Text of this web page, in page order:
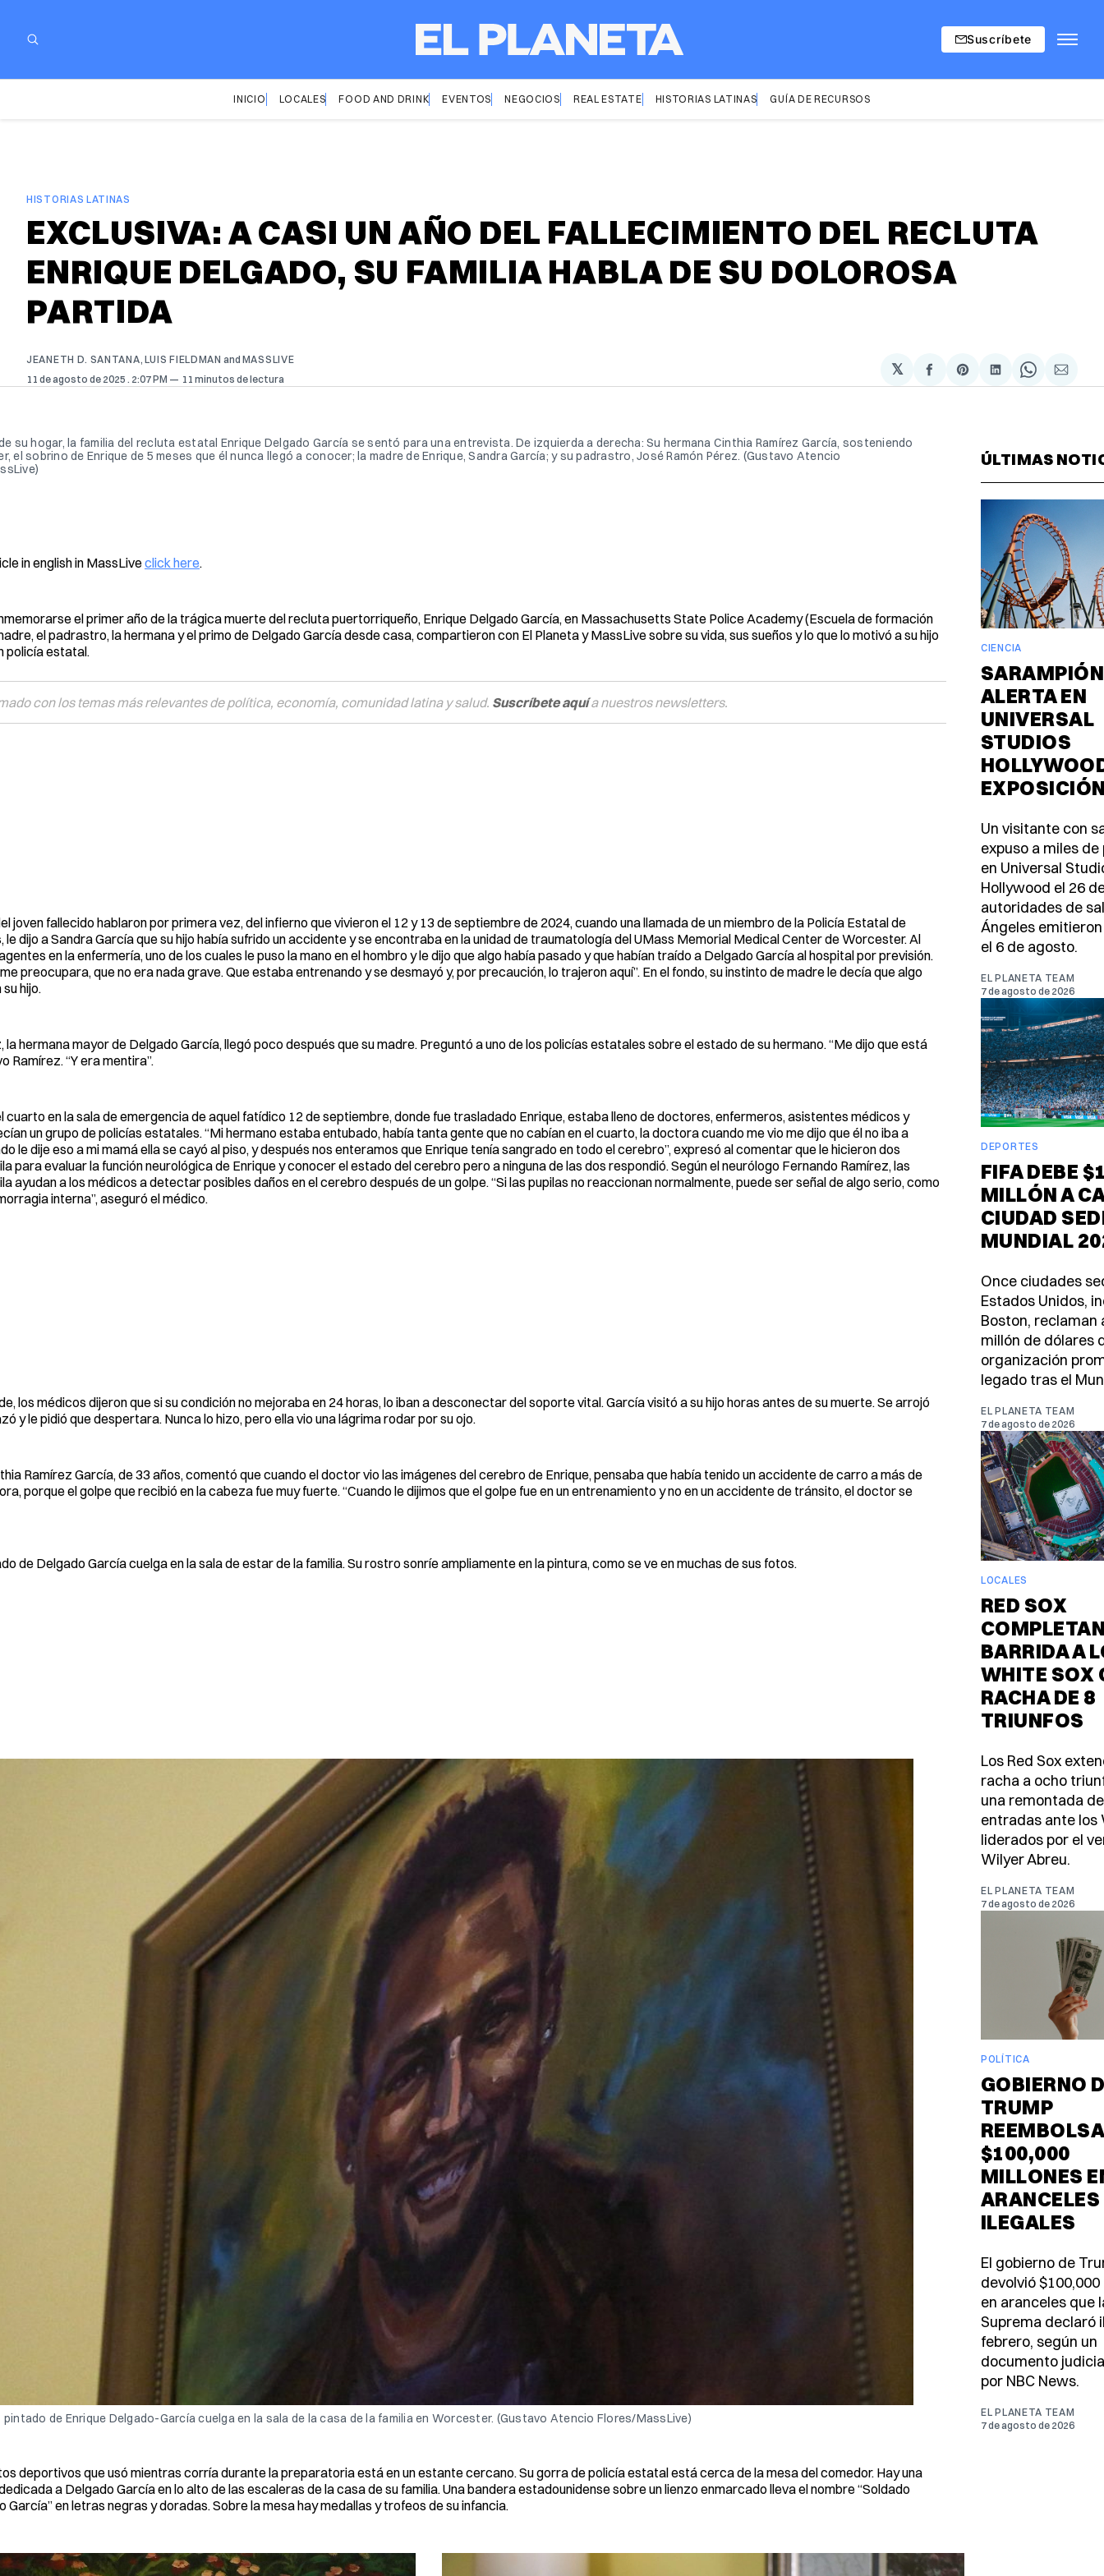
Suscríbete
INICIO LOCALES FOOD AND DRINK EVENTOS NEGOCIOS REAL ESTATE HISTORIAS LATINAS GUÍA DE RECURSOS
HISTORIAS LATINAS
EXCLUSIVA: A CASI UN AÑO DEL FALLECIMIENTO DEL RECLUTA
ENRIQUE DELGADO, SU FAMILIA HABLA DE SU DOLOROSA
PARTIDA
JEANETH D. SANTANA, LUIS FIELDMAN and MASSLIVE
11 de agosto de 2025 . 2:07 PM 11 minutos de lectura
𝕏
Compartir
en
Share
on
Compartir
en
Share
on
via
su hogar, la familia del recluta estatal Enrique Delgado García se sentó para una entrevista. De izquierda a derecha: Su hermana Cinthia Ramírez García, sosteniendo
el sobrino de Enrique de 5 meses que él nunca llegó a conocer; la madre de Enrique, Sandra García; y su padrastro, José Ramón Pérez. (Gustavo Atencio
in english in MassLiveclick here.
el primer año de la trágica muerte del recluta puertorriqueño, Enrique Delgado García, en Massachusetts State Police Academy (Escuela de formación
el padrastro, la hermana y el primo de Delgado García desde casa, compartieron con El Planeta y MassLive sobre su vida, sus sueños y lo que lo motivó a su hijo
policía estatal.
con los temas más relevantes de política, economía, comunidad latina y salud. Suscríbete aquía nuestros newsletters.
joven fallecido hablaron por primera vez, del infierno que vivieron el 12 y 13 de septiembre de 2024, cuando una llamada de un miembro de la Policía Estatal de
dijo a Sandra García que su hijo había sufrido un accidente y se encontraba en la unidad de traumatología del UMass Memorial Medical Center de Worcester. Al
en la enfermería, uno de los cuales le puso la mano en el hombro y le dijo que algo había pasado y que habían traído a Delgado García al hospital por previsión.
preocupara, que no era nada grave. Que estaba entrenando y se desmayó y, por precaución, lo trajeron aquí”. En el fondo, su instinto de madre le decía que algo
hijo.
la hermana mayor de Delgado García, llegó poco después que su madre. Preguntó a uno de los policías estatales sobre el estado de su hermano. “Me dijo que está
Ramírez. “Y era mentira”.
cuarto en la sala de emergencia de aquel fatídico 12 de septiembre, donde fue trasladado Enrique, estaba lleno de doctores, enfermeros, asistentes médicos y
un grupo de policías estatales. “Mi hermano estaba entubado, había tanta gente que no cabían en el cuarto, la doctora cuando me vio me dijo que él no iba a
le dije eso a mi mamá ella se cayó al piso, y después nos enteramos que Enrique tenía sangrado en todo el cerebro”, expresó al comentar que le hicieron dos
para evaluar la función neurológica de Enrique y conocer el estado del cerebro pero a ninguna de las dos respondió. Según el neurólogo Fernando Ramírez, las
ayudan a los médicos a detectar posibles daños en el cerebro después de un golpe. “Si las pupilas no reaccionan normalmente, puede ser señal de algo serio, como
interna”, aseguró el médico.
los médicos dijeron que si su condición no mejoraba en 24 horas, lo iban a desconectar del soporte vital. García visitó a su hijo horas antes de su muerte. Se arrojó
y le pidió que despertara. Nunca lo hizo, pero ella vio una lágrima rodar por su ojo.
Ramírez García, de 33 años, comentó que cuando el doctor vio las imágenes del cerebro de Enrique, pensaba que había tenido un accidente de carro a más de
porque el golpe que recibió en la cabeza fue muy fuerte. “Cuando le dijimos que el golpe fue en un entrenamiento y no en un accidente de tránsito, el doctor se
de Delgado García cuelga en la sala de estar de la familia. Su rostro sonríe ampliamente en la pintura, como se ve en muchas de sus fotos.
de Enrique Delgado-García cuelga en la sala de la casa de la familia en Worcester. (Gustavo Atencio Flores/MassLive)
deportivos que usó mientras corría durante la preparatoria está en un estante cercano. Su gorra de policía estatal está cerca de la mesa del comedor. Hay una
a Delgado García en lo alto de las escaleras de la casa de su familia. Una bandera estadounidense sobre un lienzo enmarcado lleva el nombre “Soldado
García” en letras negras y doradas. Sobre la mesa hay medallas y trofeos de su infancia.
ÚLTIMAS
CIENCIA
ALERTA EN
UNIVERSAL
STUDIOS
Un visitante con
expuso a miles
en Universal
Hollywood el 26
autoridades de
Ángeles
el 6 de agosto.
EL PLANETA TEAM
7 de agosto de 2026
DEPORTES
FIFA DEBE
MILLÓN A
CIUDAD
MUNDIAL
Once ciudades
Estados Unidos,
Boston, reclaman
millón de dólares
organización
legado tras el
EL PLANETA TEAM
7 de agosto de 2026
LOCALES
RED SOX
BARRIDA A
WHITE SOX
RACHA DE 8
TRIUNFOS
Los Red Sox
racha a ocho
una remontada
entradas ante los
liderados por el
Wilyer Abreu.
EL PLANETA TEAM
7 de agosto de 2026
POLÍTICA
GOBIERNO
TRUMP
REEMBOLSA
$100,000
MILLONES
ARANCELES
ILEGALES
El gobierno de
devolvió
en aranceles que
Suprema declaró
febrero, según un
documento
por NBC News.
EL PLANETA TEAM
7 de agosto de 2026